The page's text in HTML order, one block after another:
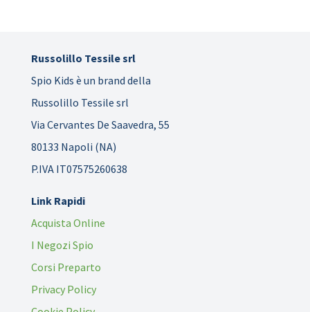
Russolillo Tessile srl
Spio Kids è un brand della
Russolillo Tessile srl
Via Cervantes De Saavedra, 55
80133 Napoli (NA)
P.IVA IT07575260638
Link Rapidi
Acquista Online
I Negozi Spio
Corsi Preparto
Privacy Policy